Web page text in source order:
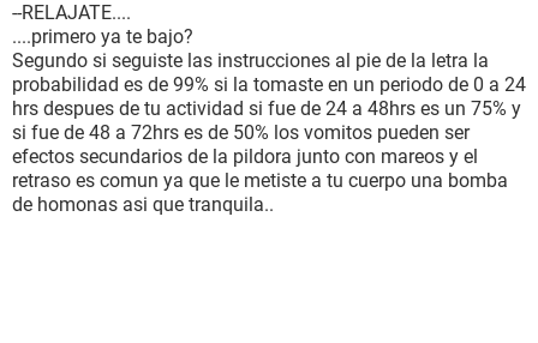
--RELAJATE....
....primero ya te bajo?
Segundo si seguiste las instrucciones al pie de la letra la
probabilidad es de 99% si la tomaste en un periodo de 0 a 24
hrs despues de tu actividad si fue de 24 a 48hrs es un 75% y
si fue de 48 a 72hrs es de 50% los vomitos pueden ser
efectos secundarios de la pildora junto con mareos y el
retraso es comun ya que le metiste a tu cuerpo una bomba
de homonas asi que tranquila..